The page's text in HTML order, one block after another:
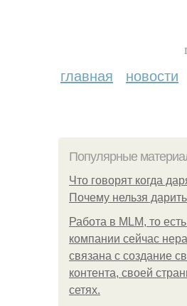
главная новости
Популярные
Что говорят когда
Почему нельзя
Работа в MLM, то
компании сейчас
связана с создание
контента, своей
сетях.